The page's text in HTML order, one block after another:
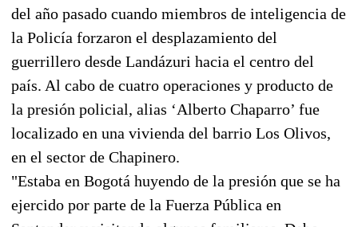
del año pasado cuando miembros de inteligencia de
la Policía forzaron el desplazamiento del
guerrillero desde Landázuri hacia el centro del
país. Al cabo de cuatro operaciones y producto de
la presión policial, alias ‘Alberto Chaparro’ fue
localizado en una vivienda del barrio Los Olivos,
en el sector de Chapinero.
"Estaba en Bogotá huyendo de la presión que se ha
ejercido por parte de la Fuerza Pública en